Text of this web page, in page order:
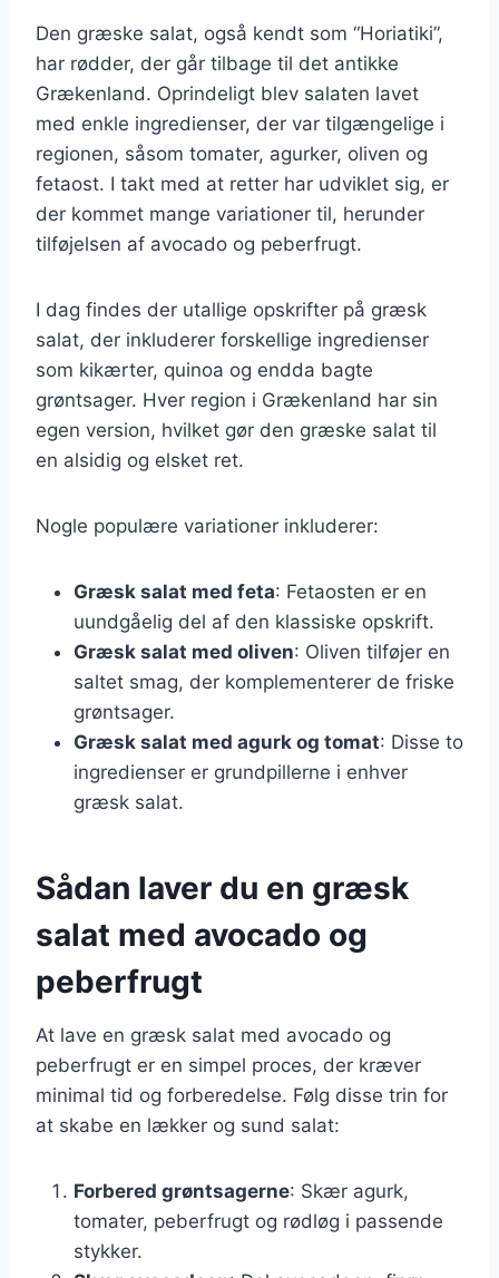
Den græske salat, også kendt som “Horiatiki”,
har rødder, der går tilbage til det antikke
Grækenland. Oprindeligt blev salaten lavet
med enkle ingredienser, der var tilgængelige i
regionen, såsom tomater, agurker, oliven og
fetaost. I takt med at retter har udviklet sig, er
der kommet mange variationer til, herunder
tilføjelsen af avocado og peberfrugt.
I dag findes der utallige opskrifter på græsk
salat, der inkluderer forskellige ingredienser
som kikærter, quinoa og endda bagte
grøntsager. Hver region i Grækenland har sin
egen version, hvilket gør den græske salat til
en alsidig og elsket ret.
Nogle populære variationer inkluderer:
Græsk salat med feta: Fetaosten er en
uundgåelig del af den klassiske opskrift.
Græsk salat med oliven: Oliven tilføjer en
saltet smag, der komplementerer de friske
grøntsager.
Græsk salat med agurk og tomat: Disse to
ingredienser er grundpillerne i enhver
græsk salat.
Sådan laver du en græsk
salat med avocado og
peberfrugt
At lave en græsk salat med avocado og
peberfrugt er en simpel proces, der kræver
minimal tid og forberedelse. Følg disse trin for
at skabe en lækker og sund salat:
Forbered grøntsagerne: Skær agurk,
tomater, peberfrugt og rødløg i passende
stykker.